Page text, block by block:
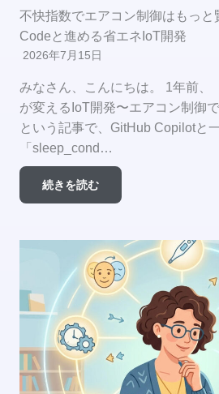
不快指数でエアコン制御はもっ
Codeと進める省エネIoT開発
2026年7月15日
みなさん、こんにちは。 1年前、
が変えるIoT開発〜エアコン制御
という記事で、GitHub Copilotと
「sleep_cond…
続きを読む